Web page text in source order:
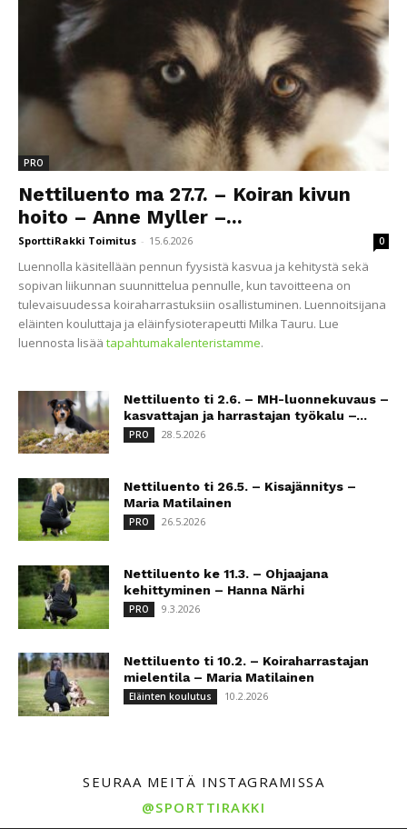
PRO
Nettiluento ma 27.7. – Koiran kivun
hoito – Anne Myller –...
SporttiRakki Toimitus - 15.6.2026 0
Luennolla käsitellään pennun fyysistä kasvua ja kehitystä sekä
sopivan liikunnan suunnittelua pennulle, kun tavoitteena on
tulevaisuudessa koiraharrastuksiin osallistuminen. Luennoitsijana
eläinten kouluttaja ja eläinfysioterapeutti Milka Tauru. Lue
luennosta lisää tapahtumakalenteristamme.
Nettiluento ti 2.6. – MH-luonnekuvaus –
kasvattajan ja harrastajan työkalu –...
PRO 28.5.2026
Nettiluento ti 26.5. – Kisajännitys –
Maria Matilainen
PRO 26.5.2026
Nettiluento ke 11.3. – Ohjaajana
kehittyminen – Hanna Närhi
PRO 9.3.2026
Nettiluento ti 10.2. – Koiraharrastajan
mielentila – Maria Matilainen
Eläinten koulutus 10.2.2026
SEURAA MEITÄ INSTAGRAMISSA
@SPORTTIRAKKI